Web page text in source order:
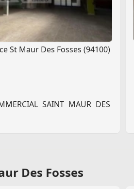
St Maur Des Fosses (94100)
SAINT MAUR DES
Des Fosses